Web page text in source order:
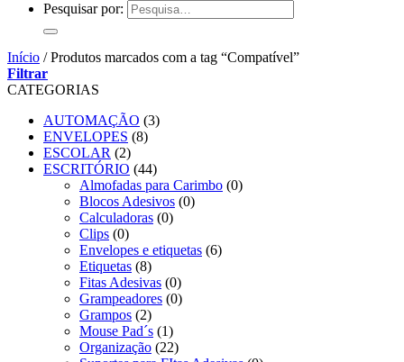
Pesquisar por:
Início /Produtos marcados com a tag “Compatível”
Filtrar
CATEGORIAS
AUTOMAÇÃO (3)
ENVELOPES (8)
ESCOLAR (2)
ESCRITÓRIO (44)
Almofadas para Carimbo (0)
Blocos Adesivos (0)
Calculadoras (0)
Clips (0)
Envelopes e etiquetas (6)
Etiquetas (8)
Fitas Adesivas (0)
Grampeadores (0)
Grampos (2)
Mouse Pad´s (1)
Organização (22)